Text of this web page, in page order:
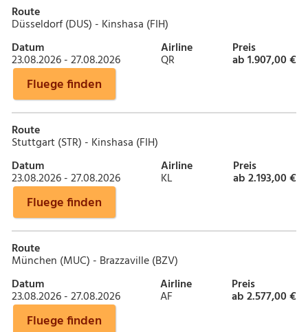
Route
Düsseldorf (DUS) - Kinshasa (FIH)
Datum
23.08.2026 - 27.08.2026
Airline
QR
Preis
ab 1.907,00 €
Fluege finden
Route
Stuttgart (STR) - Kinshasa (FIH)
Datum
23.08.2026 - 27.08.2026
Airline
KL
Preis
ab 2.193,00 €
Fluege finden
Route
München (MUC) - Brazzaville (BZV)
Datum
23.08.2026 - 27.08.2026
Airline
AF
Preis
ab 2.577,00 €
Fluege finden